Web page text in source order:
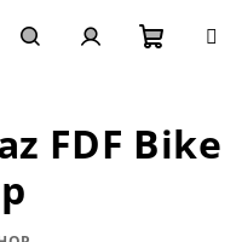
košík
FDF Bike